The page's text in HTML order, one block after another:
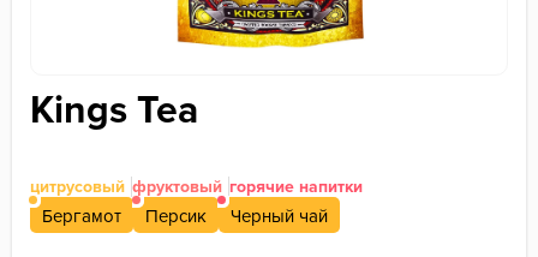
Kings Tea
цитрусовый фруктовый горячие напитки
Бергамот Персик Черный чай